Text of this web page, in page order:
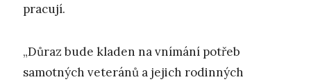
pracují.
„Důraz bude kladen na vnímání potřeb
samotných veteránů a jejich rodinných